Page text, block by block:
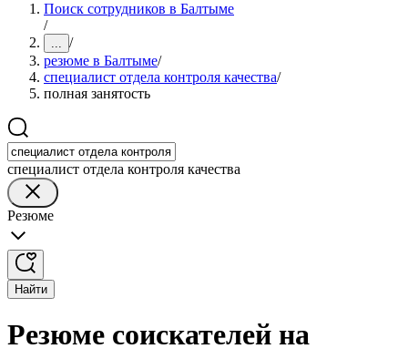
Поиск сотрудников в Балтыме
/
... /
резюме в Балтыме/
специалист отдела контроля качества/
полная занятость
специалист отдела контроля качества
Резюме
Найти
Резюме соискателей на